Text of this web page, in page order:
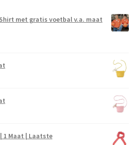
met gratis voetbal v.a. maat
1 Maat | Laatste